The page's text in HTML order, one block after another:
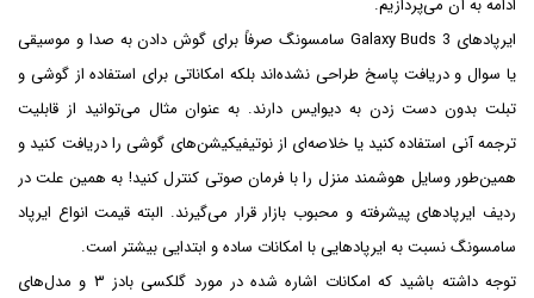
ایرپادهای Galaxy Buds 3 سامسونگ صرفاً برای گوش دادن به صدا و موسیقی
یا سوال و دریافت پاسخ طراحی نشده‌اند بلکه امکاناتی برای استفاده از گوشی و
تبلت بدون دست زدن به دیوایس دارند. به عنوان مثال می‌توانید از قابلیت
ترجمه آنی استفاده کنید یا خلاصه‌ای از نوتیفیکیشن‌های گوشی را دریافت کنید و
همین‌طور وسایل هوشمند منزل را با فرمان صوتی کنترل کنید! به همین علت در
ردیف ایرپادهای پیشرفته و محبوب بازار قرار می‌گیرند. البته قیمت انواع ایرپاد
سامسونگ نسبت به ایرپادهایی با امکانات ساده و ابتدایی بیشتر است.
توجه داشته باشید که امکانات اشاره شده در مورد گلکسی بادز ۳ و مدل‌های